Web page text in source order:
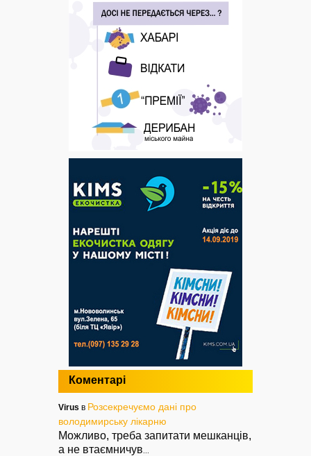
Коментарі
Virus в Розсекречуємо дані про
володимирську лікарню
Можливо, треба запитати мешканців,
а не втаємничув